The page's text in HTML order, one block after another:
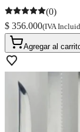
(0)
$ 356.000(IVA
Agregar al